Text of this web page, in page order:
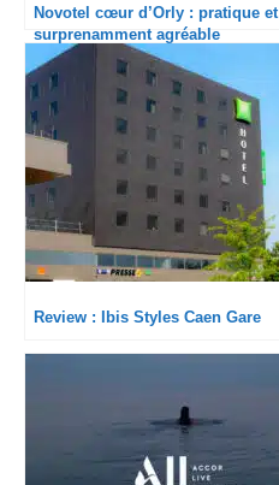
Novotel cœur d’Orly : pratique et
surprenamment agréable
Review : Ibis Styles Caen Gare